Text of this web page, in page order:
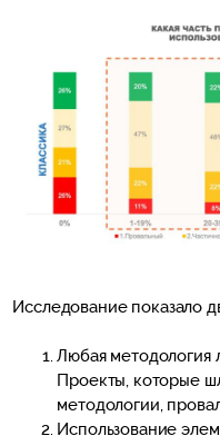
Исследование показало
Любая методология
Проекты, которые
методологии,
Использование